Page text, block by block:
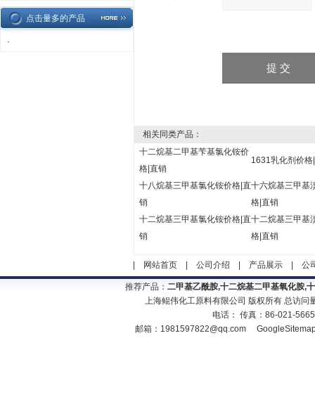
点击量多的产品
·
相关同类产品：
十二烷基二甲基苄基氯化铵价
格|直销
1631乳化剂价格
十八烷基三甲基氯化铵价格|直
销
十六烷基三甲基
格|直销
十二烷基三甲基氯化铵价格|直
销
十二烷基三甲基
格|直销
网站首页| 公司介绍 产品展示| 公
推荐产品： 二甲基乙酰胺,十二烷基二甲基氧化胺,
上海鲲伟化工原料有限公司 版权所有 总访问
电话： 传真：86-021-
邮箱： 1981597822@qq.com